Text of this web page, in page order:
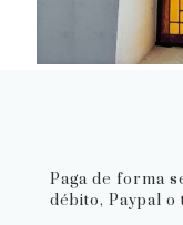
Paga de forma
débito, Paypal